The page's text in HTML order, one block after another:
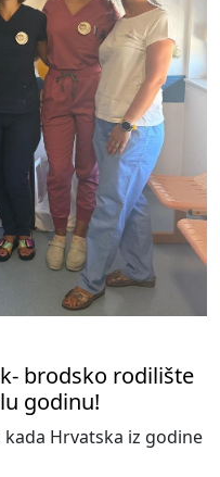
brodsko rodilište
godinu!
kada Hrvatska iz godine